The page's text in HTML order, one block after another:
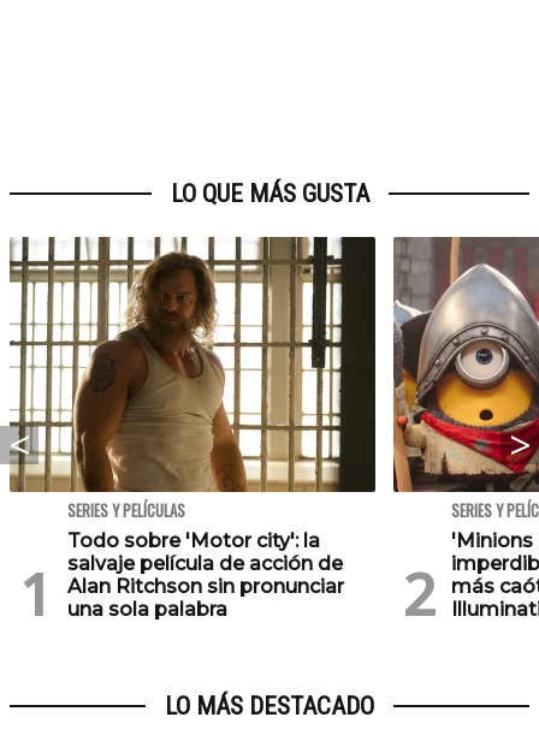
LO QUE MÁS GUSTA
SERIES Y PELÍCULAS
Todo sobre 'Motor city': la
salvaje película de acción de
Alan Ritchson sin pronunciar
una sola palabra
SERIES Y
'Minions
más
LO MÁS DESTACADO